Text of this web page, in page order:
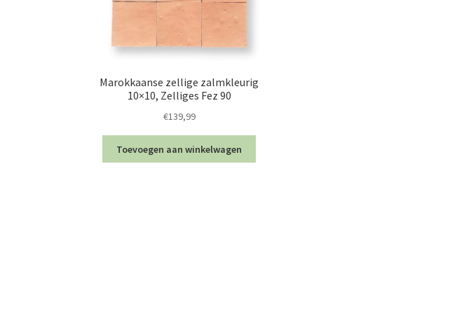
Marokkaanse zellige zalmkleurig
10×10, Zelliges Fez 90
€139,99
Toevoegen aan winkelwagen